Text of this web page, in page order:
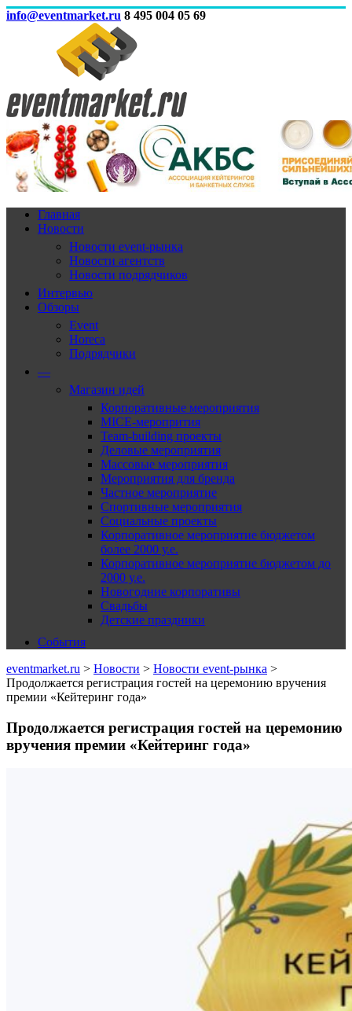
info@eventmarket.ru 8 495 004 05 69
Главная
Новости
Новости event-рынка
Новости агентств
Новости подрядчиков
Интервью
Обзоры
Event
Horeca
Подрядчики
—
Магазин идей
Корпоративные мероприятия
MICE-меропрития
Team-building проекты
Деловые мероприятия
Массовые мероприятия
Мероприятия для бренда
Частное мероприятие
Спортивные мероприятия
Социальные проекты
Корпоративное мероприятие бюджетом
более 2000 у.е.
Корпоративное мероприятие бюджетом до
2000 у.е.
Новогодние корпоративы
Свадьбы
Детские праздники
События
eventmarket.ru > Новости > Новости event-рынка >
Продолжается регистрация гостей на церемонию вручения
премии «Кейтеринг года»
Продолжается регистрация гостей на церемонию
вручения премии «Кейтеринг года»